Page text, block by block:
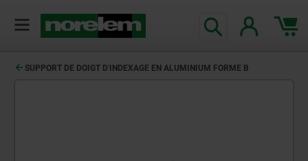
SUPPORT DE DOIGT D'INDEXAGE EN ALUMINIUM FORME B